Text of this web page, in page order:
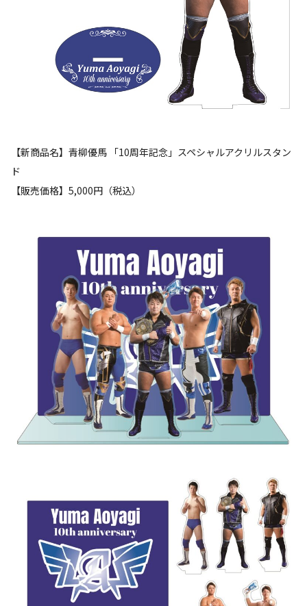
【新商品名】青柳優馬 「10周年記念」スペシャルアクリルスタン
ド
【販売価格】5,000円（税込）